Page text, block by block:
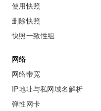
使用快照
删除快照
快照一致性组
网络
网络带宽
IP地址与私网域名解析
弹性网卡